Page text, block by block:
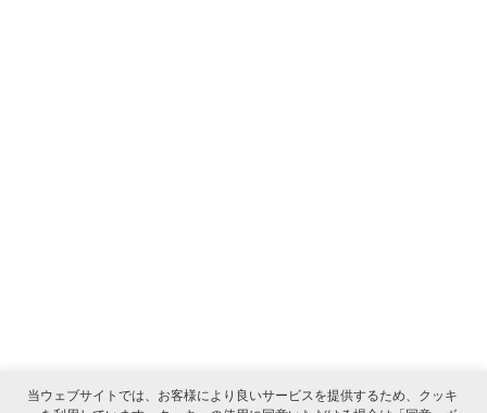
当ウェブサイトでは、お客様により良いサービスを提供するため、クッキ